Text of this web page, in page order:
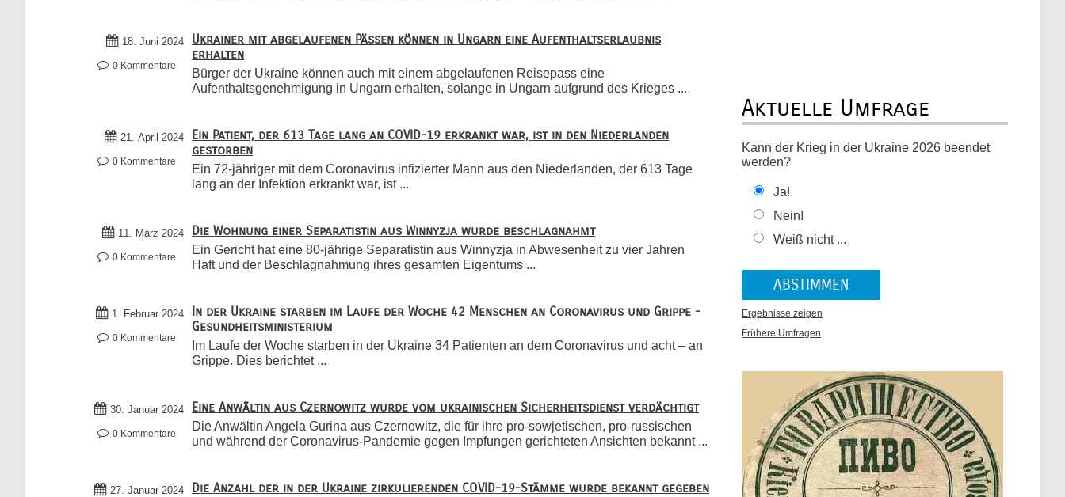
18. Juni 2024
0 Kommentare
Ukrainer mit abgelaufenen Pässen können in Ungarn eine Aufenthaltserlaubnis
erhalten
Bürger der Ukraine können auch mit einem abgelaufenen Reisepass eine
Aufenthaltsgenehmigung in Ungarn erhalten, solange in Ungarn aufgrund des Krieges ...
21. April 2024
0 Kommentare
Ein Patient, der 613 Tage lang an COVID-19 erkrankt war, ist in den Niederlanden
gestorben
Ein 72-jähriger mit dem Coronavirus infizierter Mann aus den Niederlanden, der 613 Tage
lang an der Infektion erkrankt war, ist ...
11. März 2024
0 Kommentare
Die Wohnung einer Separatistin aus Winnyzja wurde beschlagnahmt
Ein Gericht hat eine 80-jährige Separatistin aus Winnyzja in Abwesenheit zu vier Jahren
Haft und der Beschlagnahmung ihres gesamten Eigentums ...
1. Februar 2024
0 Kommentare
In der Ukraine starben im Laufe der Woche 42 Menschen an Coronavirus und Grippe -
Gesundheitsministerium
Im Laufe der Woche starben in der Ukraine 34 Patienten an dem Coronavirus und acht – an
Grippe. Dies berichtet ...
30. Januar 2024
0 Kommentare
Eine Anwältin aus Czernowitz wurde vom ukrainischen Sicherheitsdienst verdächtigt
Die Anwältin Angela Gurina aus Czernowitz, die für ihre pro-sowjetischen, pro-russischen
und während der Coronavirus-Pandemie gegen Impfungen gerichteten Ansichten bekannt ...
27. Januar 2024 Die Anzahl der in der Ukraine zirkulierenden COVID-19-Stämme wurde bekannt gegeben
Aktuelle Umfrage
Kann der Krieg in der Ukraine 2026 beendet
werden?
Ja!
Nein!
Weiß nicht ...
Ergebnisse zeigen
Frühere Umfragen